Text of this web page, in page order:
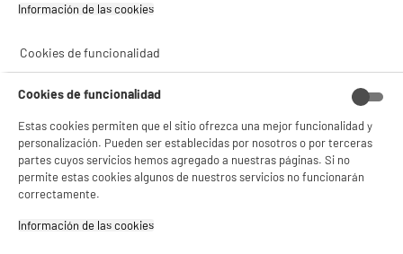
SERVICIO POST VENTA ATENCIÓN AL CLIENTE
5 TIENDAS A TU SERVICIO
Información de las cookies‎
Cookies de funcionalidad
Cookies de funcionalidad
Estas cookies permiten que el sitio ofrezca una mejor funcionalidad y
personalización. Pueden ser establecidas por nosotros o por terceras
partes cuyos servicios hemos agregado a nuestras páginas. Si no
permite estas cookies algunos de nuestros servicios no funcionarán
correctamente.
Información de las cookies‎